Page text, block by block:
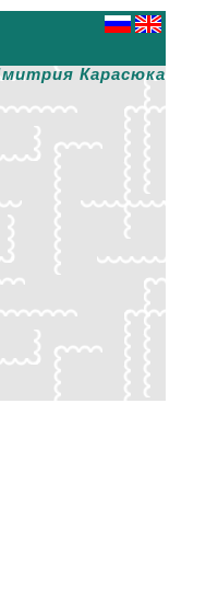
Карасюка